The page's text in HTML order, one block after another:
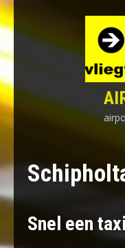
Skip
to
content
Snel een